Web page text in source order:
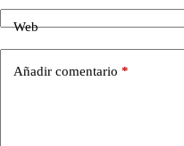
Web
Añadir comentario *